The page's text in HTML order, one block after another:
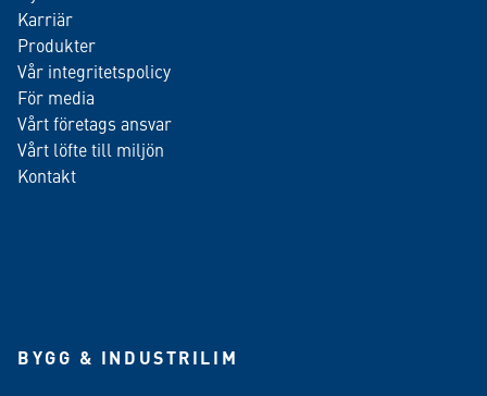
Karriär
Produkter
Vår integritetspolicy
För media
Vårt företags ansvar
Vårt löfte till miljön
Kontakt
BYGG & INDUSTRILIM